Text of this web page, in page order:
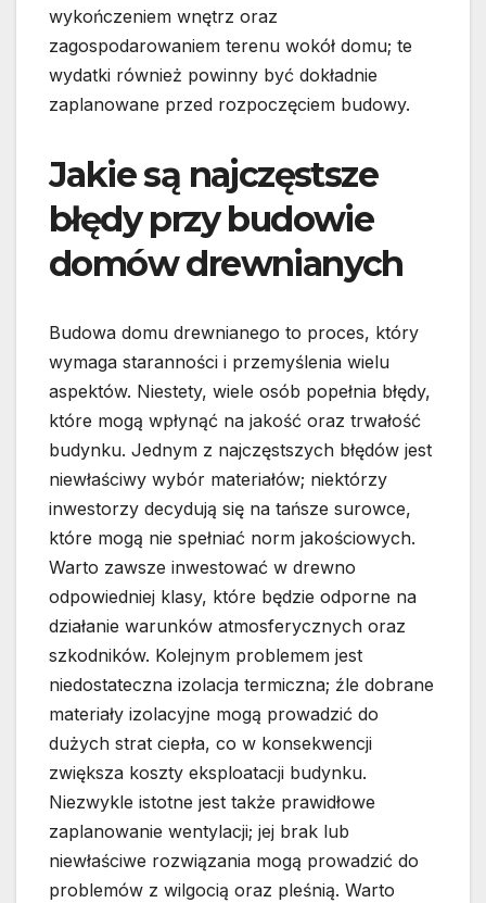
wykończeniem wnętrz oraz
zagospodarowaniem terenu wokół domu; te
wydatki również powinny być dokładnie
zaplanowane przed rozpoczęciem budowy.
Jakie są najczęstsze
błędy przy budowie
domów drewnianych
Budowa domu drewnianego to proces, który
wymaga staranności i przemyślenia wielu
aspektów. Niestety, wiele osób popełnia błędy,
które mogą wpłynąć na jakość oraz trwałość
budynku. Jednym z najczęstszych błędów jest
niewłaściwy wybór materiałów; niektórzy
inwestorzy decydują się na tańsze surowce,
które mogą nie spełniać norm jakościowych.
Warto zawsze inwestować w drewno
odpowiedniej klasy, które będzie odporne na
działanie warunków atmosferycznych oraz
szkodników. Kolejnym problemem jest
niedostateczna izolacja termiczna; źle dobrane
materiały izolacyjne mogą prowadzić do
dużych strat ciepła, co w konsekwencji
zwiększa koszty eksploatacji budynku.
Niezwykle istotne jest także prawidłowe
zaplanowanie wentylacji; jej brak lub
niewłaściwe rozwiązania mogą prowadzić do
problemów z wilgocią oraz pleśnią. Warto